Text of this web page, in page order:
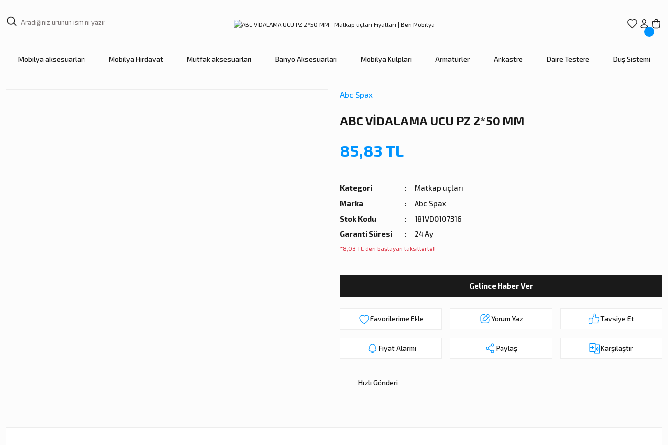
Mobilya aksesuarları Mobilya Hırdavat Mutfak aksesuarları Banyo Aksesuarları Mobilya Kulpları Armatürler Ankastre Daire Testere Duş Sistemi
Abc Spax
ABC VİDALAMA UCU PZ 2*50 MM
85,83 TL
Kategori
Matkap uçları
Marka
Abc Spax
Stok Kodu
181VD0107316
Garanti Süresi
24 Ay
*8,03 TL den başlayan taksitlerle!!
Gelince Haber Ver
Yorum Yaz Tavsiye Et
Fiyat Alarmı Paylaş Karşılaştır
Hızlı Gönderi